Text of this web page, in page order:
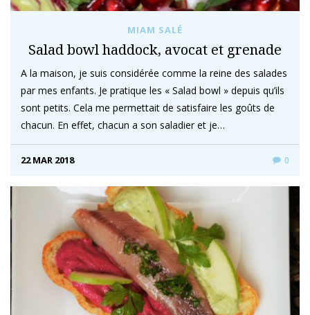
MIAM SALÉ
Salad bowl haddock, avocat et grenade
A la maison, je suis considérée comme la reine des salades
par mes enfants. Je pratique les « Salad bowl » depuis qu’ils
sont petits. Cela me permettait de satisfaire les goûts de
chacun. En effet, chacun a son saladier et je…
22 MAR 2018 0